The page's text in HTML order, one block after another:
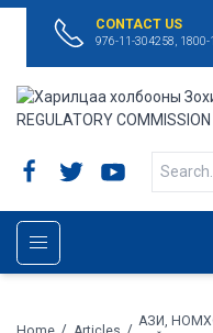
CONTACT US
976-11-304258, 1800-
АЗИ,